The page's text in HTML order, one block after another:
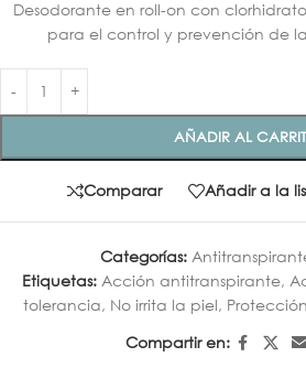
Desodorante en roll-on con
para el control y prevención de
AÑADIR AL
Comparar Añadir a la
Categorías:
Etiquetas: Acción antitranspirante,
tolerancia, No irrita la piel,
Compartir en: